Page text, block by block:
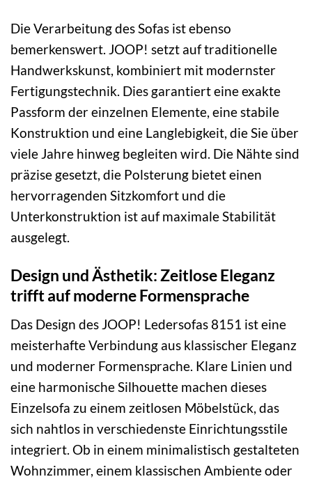
Die Verarbeitung des Sofas ist ebenso
bemerkenswert. JOOP! setzt auf traditionelle
Handwerkskunst, kombiniert mit modernster
Fertigungstechnik. Dies garantiert eine exakte
Passform der einzelnen Elemente, eine stabile
Konstruktion und eine Langlebigkeit, die Sie über
viele Jahre hinweg begleiten wird. Die Nähte sind
präzise gesetzt, die Polsterung bietet einen
hervorragenden Sitzkomfort und die
Unterkonstruktion ist auf maximale Stabilität
ausgelegt.
Design und Ästhetik: Zeitlose Eleganz
trifft auf moderne Formensprache
Das Design des JOOP! Ledersofas 8151 ist eine
meisterhafte Verbindung aus klassischer Eleganz
und moderner Formensprache. Klare Linien und
eine harmonische Silhouette machen dieses
Einzelsofa zu einem zeitlosen Möbelstück, das
sich nahtlos in verschiedenste Einrichtungsstile
integriert. Ob in einem minimalistisch gestalteten
Wohnzimmer, einem klassischen Ambiente oder